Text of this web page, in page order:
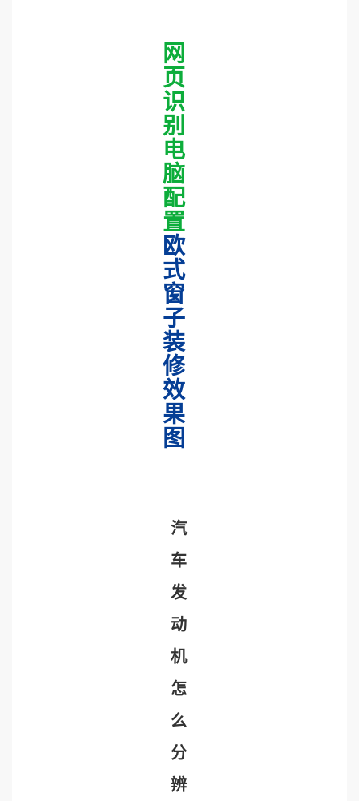
网
页
识
别
电
脑
配
置
欧
式
窗
子
装
修
效
果
图
汽
车
发
动
机
怎
么
分
辨